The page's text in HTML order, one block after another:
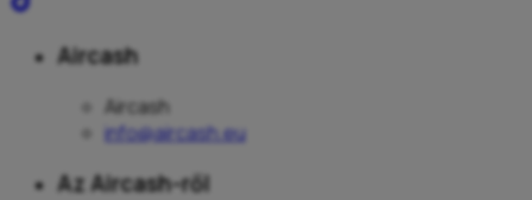
Aircash
Aircash
info@aircash.eu
Az Aircash-ről